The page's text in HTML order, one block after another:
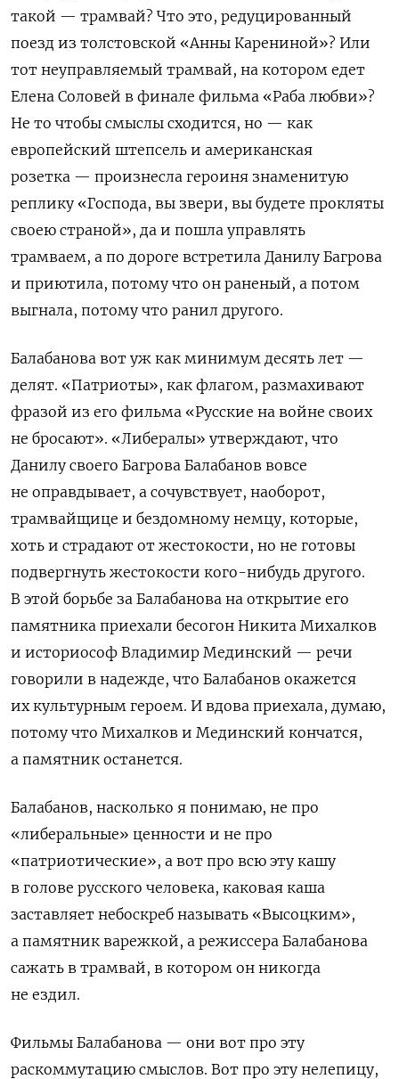
такой — трамвай? Что это, редуцированный
поезд из толстовской «Анны Карениной»? Или
тот неуправляемый трамвай, на котором едет
Елена Соловей в финале фильма «Раба любви»?
Не то чтобы смыслы сходится, но — как
европейский штепсель и американская
розетка — произнесла героиня знаменитую
реплику «Господа, вы звери, вы будете прокляты
своею страной», да и пошла управлять
трамваем, а по дороге встретила Данилу Багрова
и приютила, потому что он раненый, а потом
выгнала, потому что ранил другого.
Балабанова вот уж как минимум десять лет —
делят. «Патриоты», как флагом, размахивают
фразой из его фильма «Русские на войне своих
не бросают». «Либералы» утверждают, что
Данилу своего Багрова Балабанов вовсе
не оправдывает, а сочувствует, наоборот,
трамвайщице и бездомному немцу, которые,
хоть и страдают от жестокости, но не готовы
подвергнуть жестокости кого-нибудь другого.
В этой борьбе за Балабанова на открытие его
памятника приехали бесогон Никита Михалков
и историософ Владимир Мединский — речи
говорили в надежде, что Балабанов окажется
их культурным героем. И вдова приехала, думаю,
потому что Михалков и Мединский кончатся,
а памятник останется.
Балабанов, насколько я понимаю, не про
«либеральные» ценности и не про
«патриотические», а вот про всю эту кашу
в голове русского человека, каковая каша
заставляет небоскреб называть «Высоцким»,
а памятник варежкой, а режиссера Балабанова
сажать в трамвай, в котором он никогда
не ездил.
Фильмы Балабанова — они вот про эту
раскоммутацию смыслов. Вот про эту нелепицу,